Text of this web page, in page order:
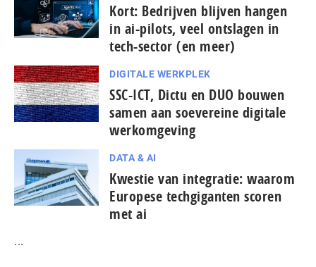
Kort: Bedrijven blijven hangen
in ai-pilots, veel ontslagen in
tech-sector (en meer)
DIGITALE WERKPLEK
SSC-ICT, Dictu en DUO bouwen
samen aan soevereine digitale
werkomgeving
DATA & AI
Kwestie van integratie: waarom
Europese tech­gi­gan­ten scoren
met ai
...